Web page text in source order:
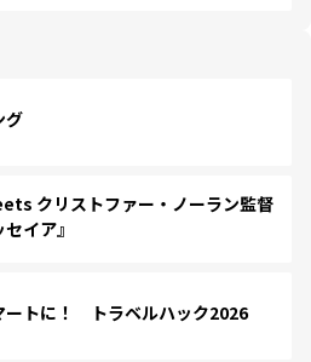
グ
クリストファー・ノーラン監督
イア』
ートに！ トラベルハック2026